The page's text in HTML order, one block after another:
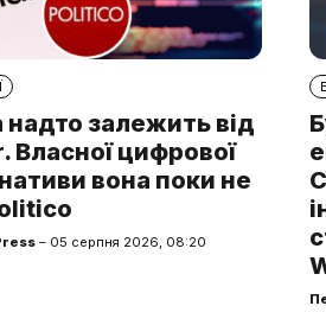
залежить від
Власної цифрової
вона поки не
– 05 серпня 2026, 08:20